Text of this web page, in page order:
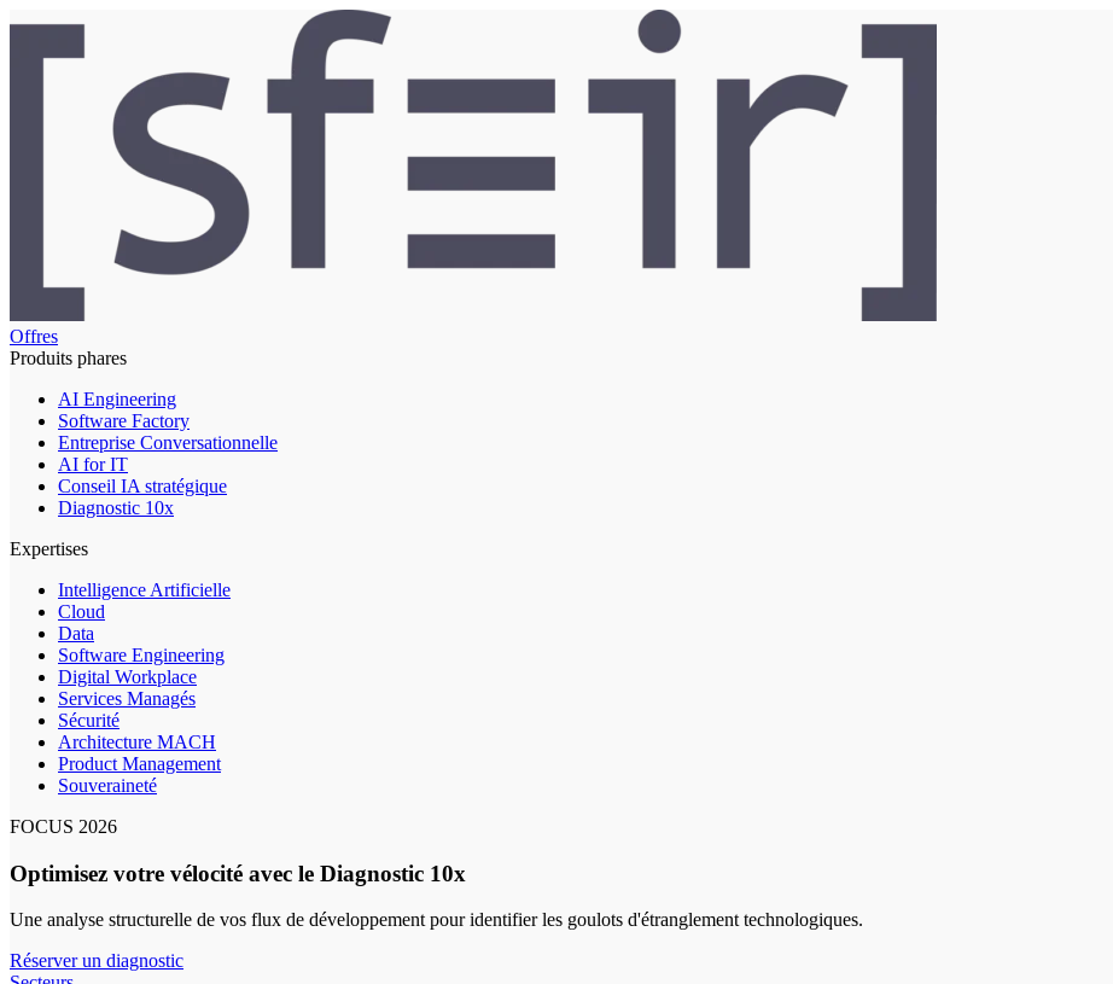
Offres
Produits phares
AI Engineering
Software Factory
Entreprise Conversationnelle
AI for IT
Conseil IA stratégique
Diagnostic 10x
Expertises
Intelligence Artificielle
Cloud
Data
Software Engineering
Digital Workplace
Services Managés
Sécurité
Architecture MACH
Product Management
Souveraineté
FOCUS 2026
Optimisez votre vélocité avec le Diagnostic 10x
Une analyse structurelle de vos flux de développement pour identifier les goulots d'étranglement technologiques.
Réserver un diagnostic